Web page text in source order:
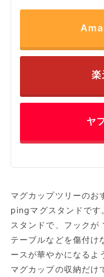
楽
ヤ
マグカップツリーの
pingマグスタンドです
スタンドで、フック
テーブルなどを傷付け
ースが華やかになるよ
マグカップの収納だ